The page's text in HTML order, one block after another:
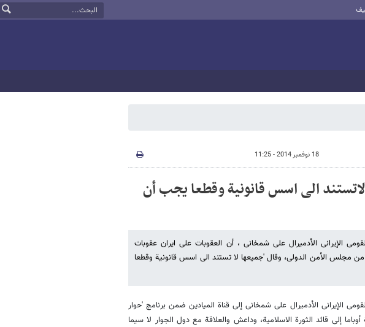
18 نوفمبر 2014 - 11:25
الی اسس قانونیة وقطعا یجب أن
الإیرانی الأدمیرال علی شمخانی ، أن العقوبات علی ایران عقوبات
من مجلس الأمن الدولی، وقال 'جمیعها لا تستند الی اسس قانونیة وقطعا
الإیرانی الأدمیرال علی شمخانی إلی قناة المیادین ضمن برنامج 'حوار
إلی قائد الثورة الاسلامیة، وداعش والعلاقة مع دول الجوار لا سیما